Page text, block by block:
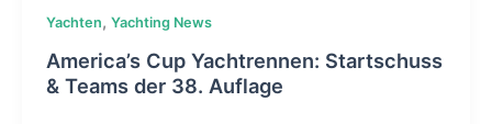
Yachten, Yachting News
America’s Cup Yachtrennen: Startschuss
& Teams der 38. Auflage